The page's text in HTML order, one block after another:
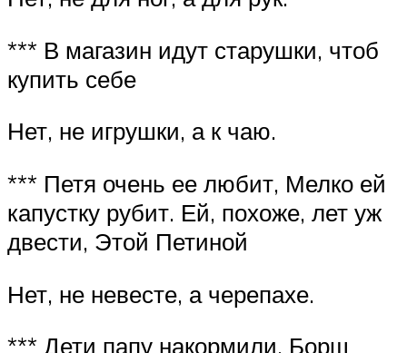
*** В магазин идут старушки, чтоб
купить себе
Нет, не игрушки, а к чаю.
*** Петя очень ее любит, Мелко ей
капустку рубит. Ей, похоже, лет уж
двести, Этой Петиной
Нет, не невесте, а черепахе.
*** Дети папу накормили, Борщ